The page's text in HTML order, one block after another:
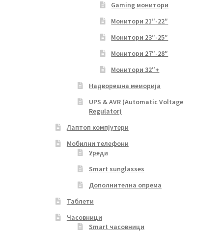
Gaming монитори
Монитори 21″-22″
Монитори 23″-25″
Монитори 27″-28″
Монитори 32″+
Надворешна меморија
UPS & AVR (Automatic Voltage
Regulator)
Лаптоп компјутери
Мобилни телефони
Уреди
Smart sunglasses
Дополнителна опрема
Таблети
Часовници
Smart часовници